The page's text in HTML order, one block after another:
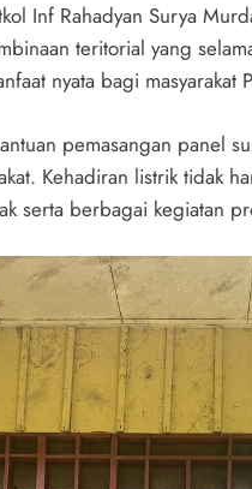
Inf Rahadyan Surya
teritorial yang
nyata bagi masyarakat
pemasangan panel
Kehadiran listrik tidak
serta berbagai kegiatan